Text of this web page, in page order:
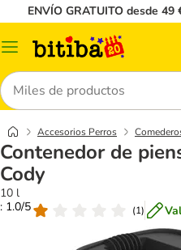
ENVÍO GRATUITO desde
Menú
Buscar
Accesorios Perros
Contenedor de
Cody
10 l
: 1.0/5
(1)